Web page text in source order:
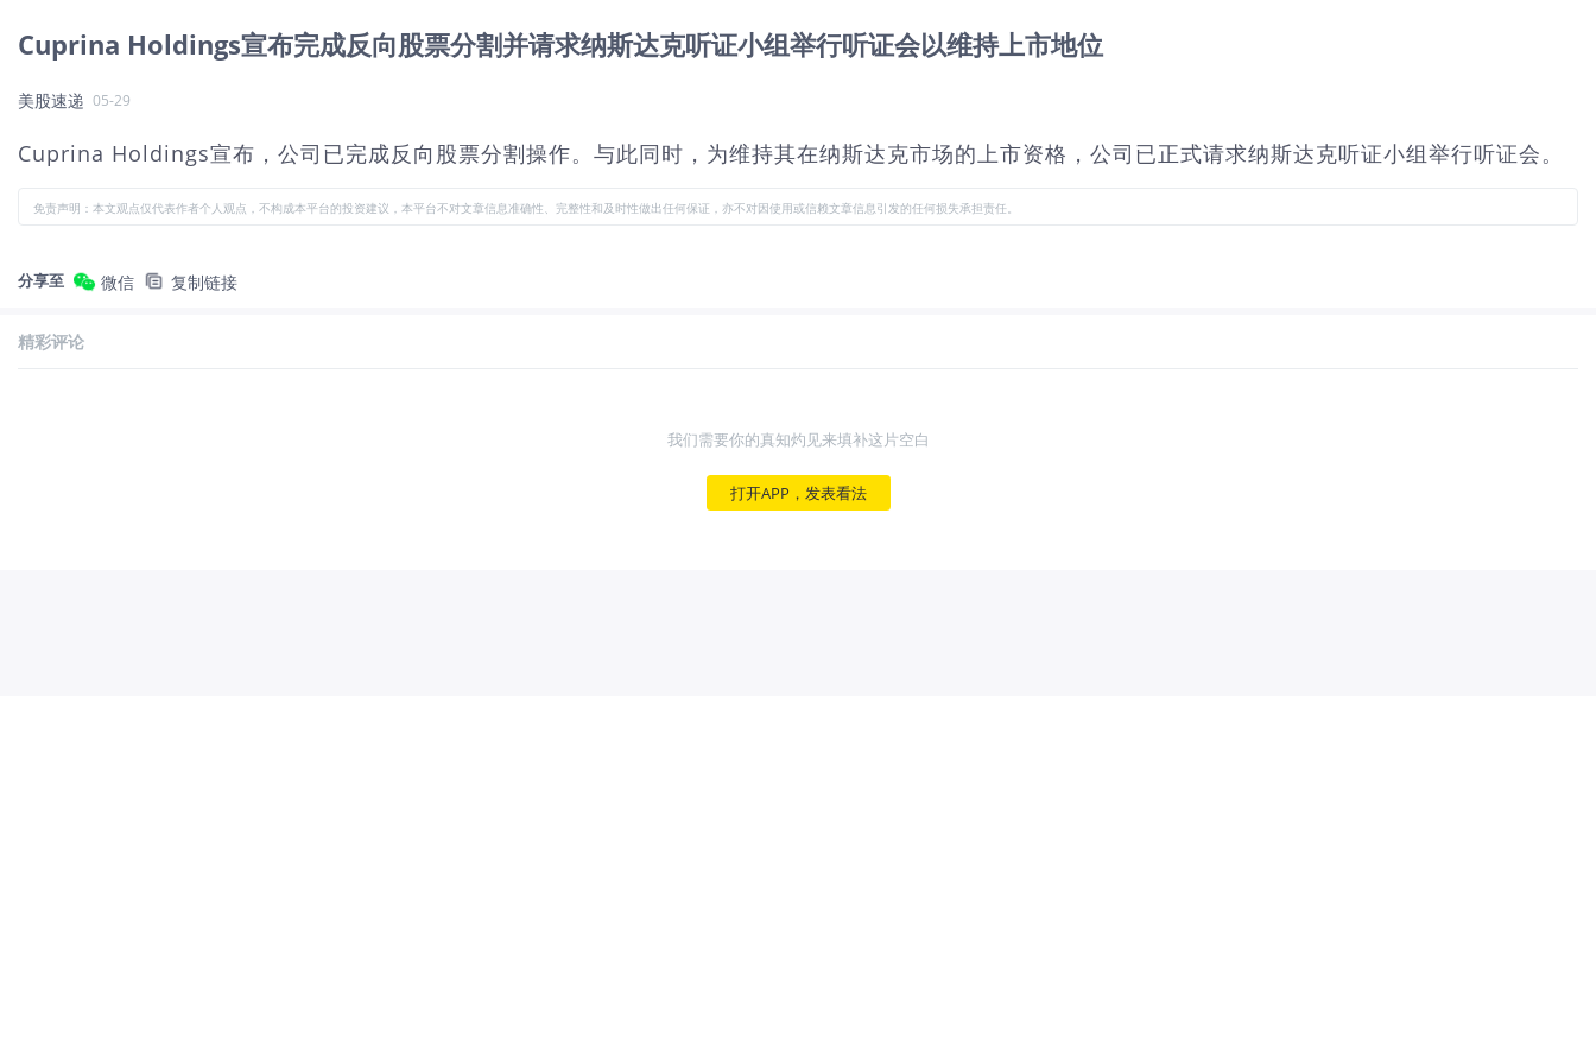
Cuprina Holdings宣布完成反向股票分割并请求纳斯达克听证小组举行听证会以维持上市地位
美股速递 05-29
Cuprina Holdings宣布，公司已完成反向股票分割操作。与此同时，为维持其在纳斯达克市场的上市资格，公司已正式请求纳斯达克听证小组举行听证会。
免责声明：本文观点仅代表作者个人观点，不构成本平台的投资建议，本平台不对文章信息准确性、完整性和及时性做出任何保证，亦不对因使用或信赖文章信息引发的任何损失承担责任。
分享至 微信 复制链接
精彩评论
我们需要你的真知灼见来填补这片空白
打开APP，发表看法